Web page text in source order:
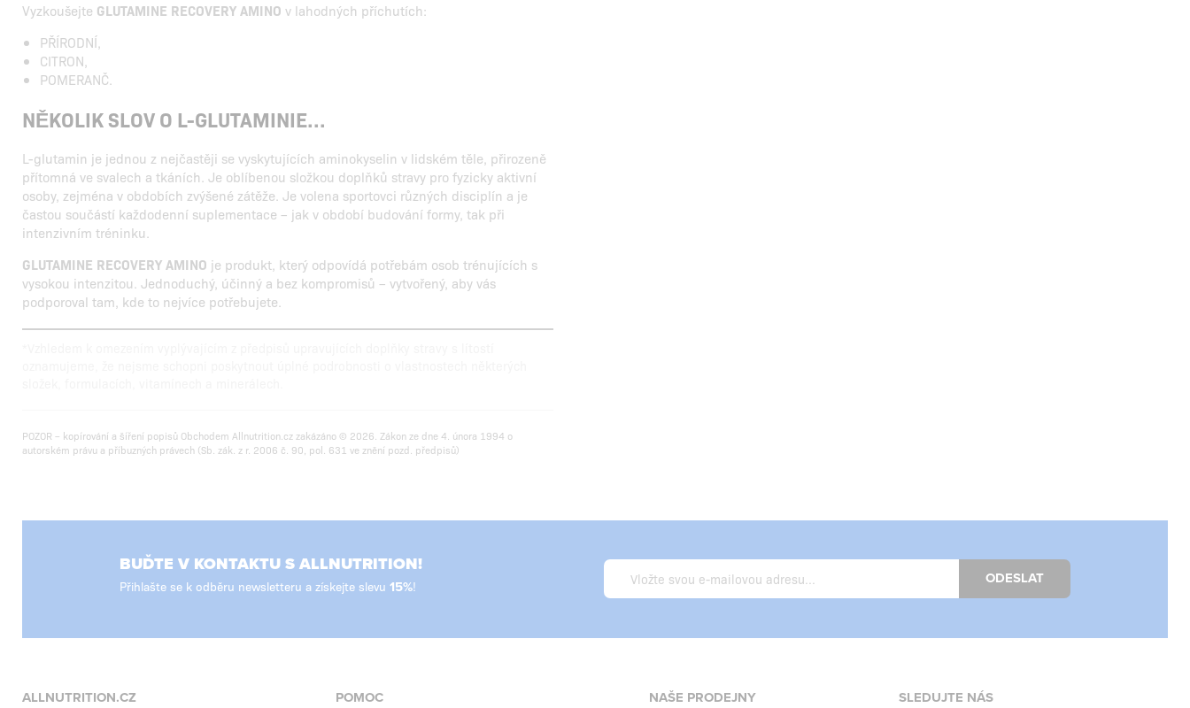
Vyzkoušejte GLUTAMINE RECOVERY AMINO v lahodných příchutích:
PŘÍRODNÍ,
CITRON,
POMERANČ.
NĚKOLIK SLOV O L-GLUTAMINIE...
L-glutamin je jednou z nejčastěji se vyskytujících aminokyselin v lidském těle, přirozeně
přítomná ve svalech a tkáních. Je oblíbenou složkou doplňků stravy pro fyzicky aktivní
osoby, zejména v obdobích zvýšené zátěže. Je volena sportovci různých disciplín a je
častou součástí každodenní suplementace – jak v období budování formy, tak při
intenzivním tréninku.
GLUTAMINE RECOVERY AMINO je produkt, který odpovídá potřebám osob trénujících s
vysokou intenzitou. Jednoduchý, účinný a bez kompromisů – vytvořený, aby vás
podporoval tam, kde to nejvíce potřebujete.
POZOR – kopírování a šíření popisů Obchodem Allnutrition.cz zakázáno © 2026. Zákon ze dne 4. února 1994 o
autorském právu a příbuzných právech (Sb. zák. z r. 2006 č. 90, pol. 631 ve znění pozd. předpisů)
BUĎTE V KONTAKTU S ALLNUTRITION!
Přihlašte se k odběru newsletteru a získejte slevu ! ODESLAT
ALLNUTRITION.CZ POMOC NAŠE PRODEJNY SLEDUJTE NÁS